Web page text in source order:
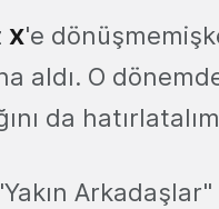
X'e
aldı. O
da